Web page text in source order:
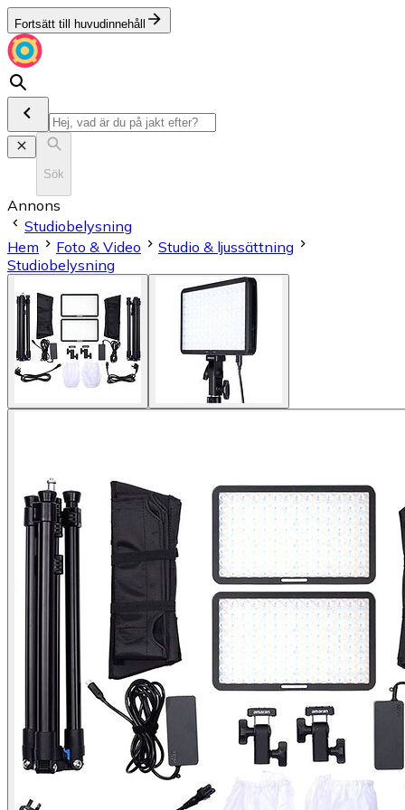
Fortsätt till huvudinnehåll
Sök
Annons
Studiobelysning
Hem
Foto & Video
Studio & ljussättning
Studiobelysning